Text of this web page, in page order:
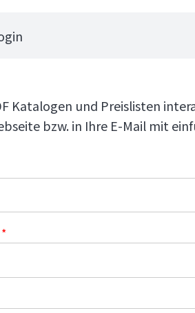
Katalogen und Preislisten
bzw. in Ihre E-Mail mit
*